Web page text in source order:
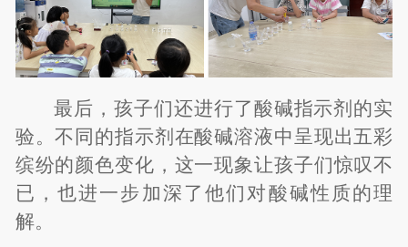
最后，孩子们还进行了酸碱指示剂的实
验。不同的指示剂在酸碱溶液中呈现出五彩
缤纷的颜色变化，这一现象让孩子们惊叹不
已，也进一步加深了他们对酸碱性质的理
解。